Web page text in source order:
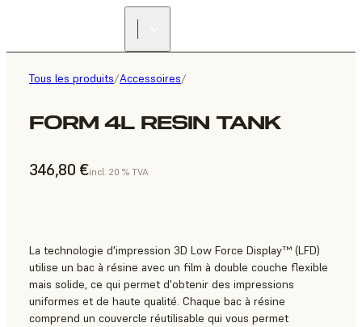
Tous les produits/Accessoires/
FORM 4L RESIN TANK
346,80 €incl. 20 % TVA
La technologie d'impression 3D Low Force Display™ (LFD)
utilise un bac à résine avec un film à double couche flexible
mais solide, ce qui permet d'obtenir des impressions
uniformes et de haute qualité. Chaque bac à résine
comprend un couvercle réutilisable qui vous permet